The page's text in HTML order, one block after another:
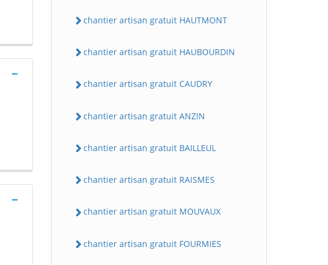
chantier artisan gratuit HAUTMONT
chantier artisan gratuit HAUBOURDIN
chantier artisan gratuit CAUDRY
chantier artisan gratuit ANZIN
chantier artisan gratuit BAILLEUL
chantier artisan gratuit RAISMES
chantier artisan gratuit MOUVAUX
chantier artisan gratuit FOURMIES